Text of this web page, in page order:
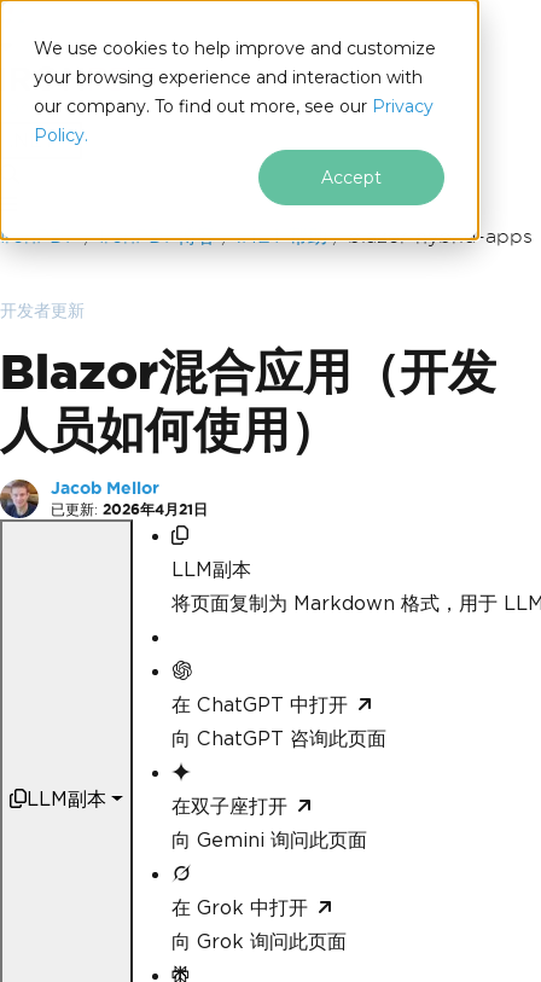
We use cookies to help improve and customize
your browsing experience and interaction with
our company. To find out more, see our Privacy
Policy.
Accept
.NET
跳至页脚内容
IronPDF IronPDF博客 .NET 帮助 blazor-hybrid-apps
开发者更新
Blazor混合应用（开发
人员如何使用）
Jacob Mellor
已更新: 2026年4月21日
LLM副本
LLM副本
将页面复制为 Markdown 格式，用于
在 ChatGPT 中打开
向 ChatGPT 咨询此页面
在双子座打开
向 Gemini 询问此页面
在 Grok 中打开
向 Grok 询问此页面